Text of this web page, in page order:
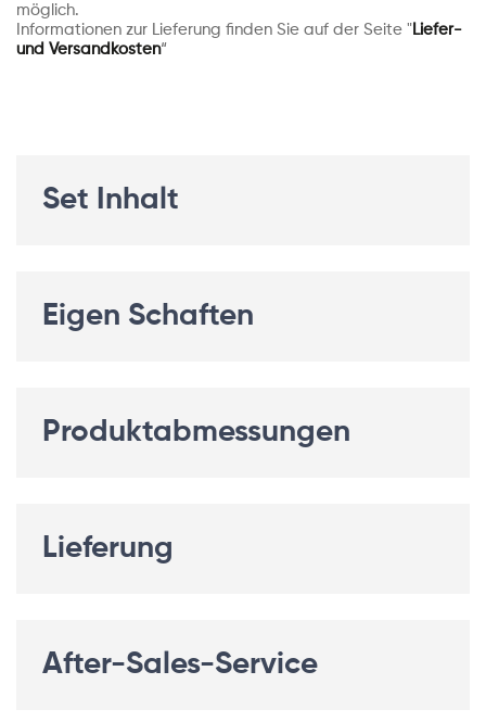
möglich.
Informationen zur Lieferung finden Sie auf der Seite " Liefer-
und Versandkosten“
Set Inhalt
Eigen Schaften
Produktabmessungen
Lieferung
After-Sales-Service